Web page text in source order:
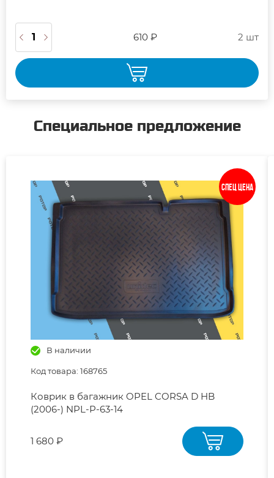
610 ₽ 2 шт
Специальное предложение
Спец цена
В наличии
Код товара: 168765
Коврик в багажник OPEL CORSA D HB
(2006-) NPL-P-63-14
1 680 ₽